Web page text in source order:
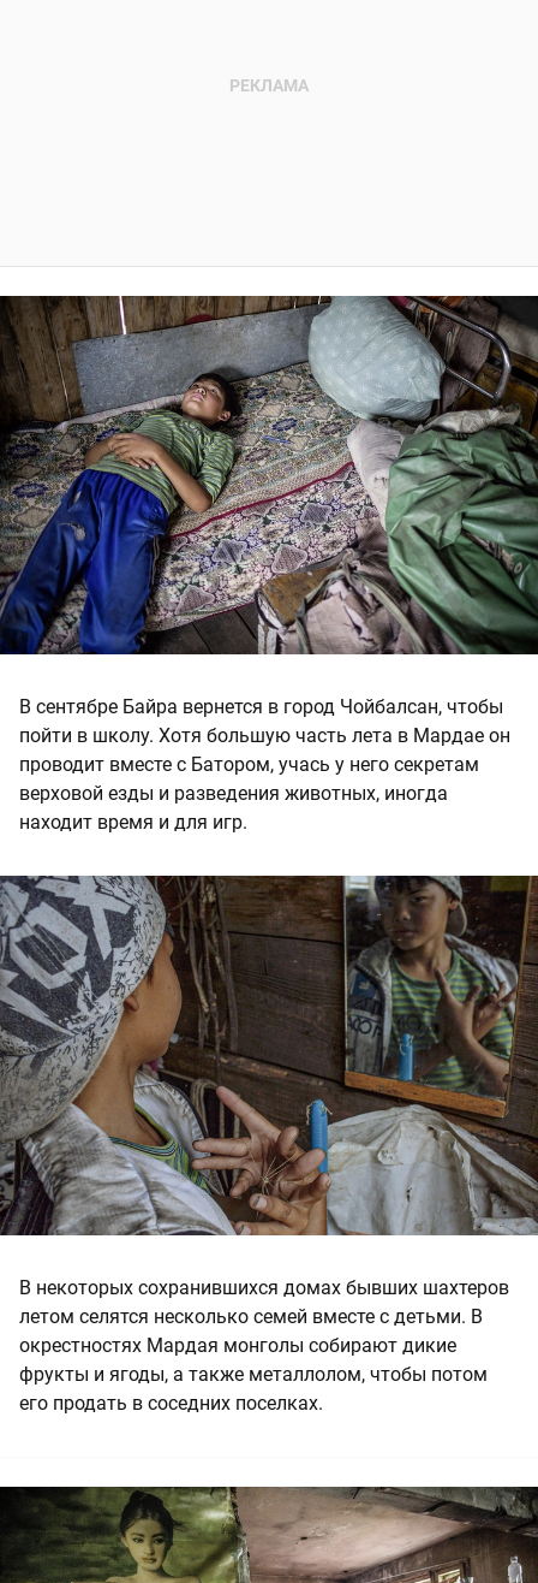
В сентябре Байра вернется в город Чойбалсан, чтобы
пойти в школу. Хотя большую часть лета в Мардае он
проводит вместе с Батором, учась у него секретам
верховой езды и разведения животных, иногда
находит время и для игр.
В некоторых сохранившихся домах бывших шахтеров
летом селятся несколько семей вместе с детьми. В
окрестностях Мардая монголы собирают дикие
фрукты и ягоды, а также металлолом, чтобы потом
его продать в соседних поселках.